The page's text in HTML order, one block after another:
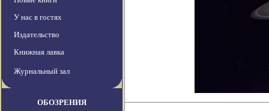
У нас в гостях
Издательство
Книжная лавка
Журнальный зал
ОБОЗРЕНИЯ